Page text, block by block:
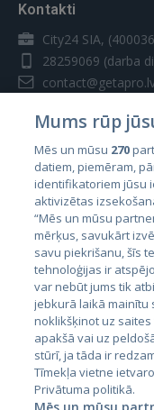
Kontakti
City24 SIA,
28259069 (darba
Valstis
Igaunija
Latvija
Lietuva
Mums rūp
Mēs un mūsu 270
datiem, piemēram,
identifikatoriem jūsu
aktivizētas
“Mēs un mūsu
mērķus, savukārt
savu piekrišanu, šīs
tehnoloģijas ir
var nebūt jums tik
jebkurā laikā mainītu
noklikšķinot uz
apakšā vai uz
stūrī, ja tāda ir
Tīmekļa vietne
Privātuma politikā.